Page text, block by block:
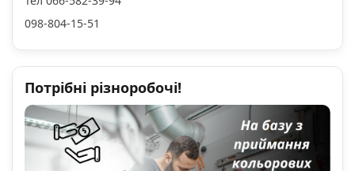
098-804-15-51
Потрібні різноробочі!